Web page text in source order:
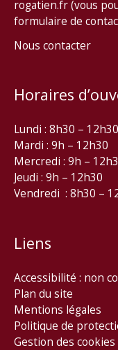
rogatien.fr (vous
formulaire de
Nous contacter
Horaires
Lundi : 8h30 –
Mardi : 9h – 12h30
Mercredi : 9h –
Jeudi : 9h – 12h30
Vendredi : 8h30 –
Liens
Accessibilité : non
Plan du site
Mentions légales
Politique de
Gestion des cookies